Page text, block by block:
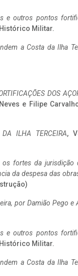
e outros pontos
Militar.
a Costa da Ilha
DOS
e Filipe
DA ILHA TERCEIRA,
os fortes da jurisdição
da despesa das
por Damião Pego e
e outros pontos
Militar.
a Costa da Ilha